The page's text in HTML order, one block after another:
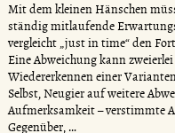
Mit dem kleinen Hänschen
ständig mitlaufende
vergleicht „just in time“ den
Eine Abweichung kann
Wiedererkennen einer
Selbst, Neugier auf weitere
Aufmerksamkeit – verstimmte
Gegenüber, …